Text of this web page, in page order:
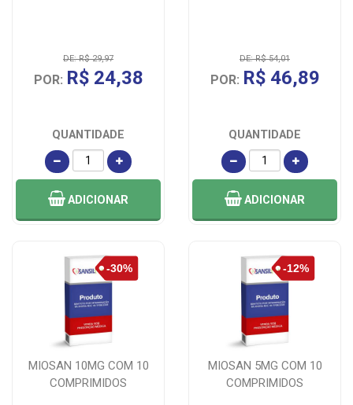
DE: R$ 29,97
POR: R$ 24,38
QUANTIDADE
ADICIONAR
DE: R$ 54,01
POR: R$ 46,89
QUANTIDADE
ADICIONAR
MIOSAN 10MG COM 10
COMPRIMIDOS
MIOSAN 5MG COM 10
COMPRIMIDOS